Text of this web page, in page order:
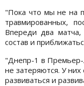
"Пока что мы не на
травмированных,
Впереди два
состав и
"Днепр-1 в Премьер-
не затеряются. У
развиваться и